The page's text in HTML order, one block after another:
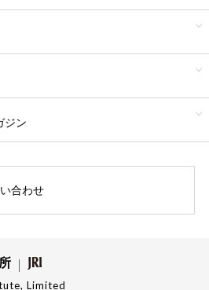
ジン
合わせ
Limited